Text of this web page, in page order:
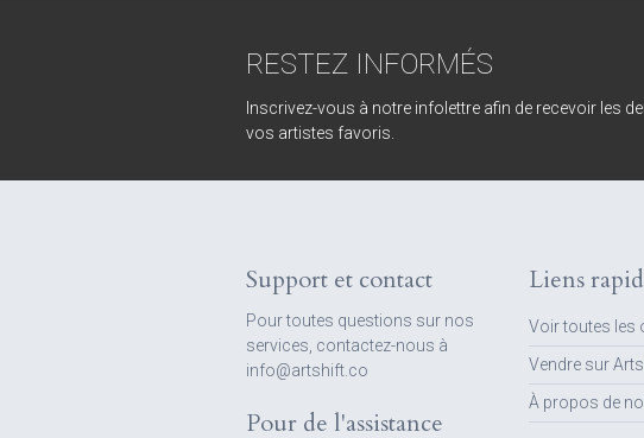
RESTEZ INFORMÉS
Inscrivez-vous à notre infolettre afin de recevoir les
vos artistes favoris.
Support et contact
Pour toutes questions sur nos
services, contactez-nous à
info@artshift.co
Pour de l'assistance
Liens
Voir toutes les
Vendre sur
À propos de